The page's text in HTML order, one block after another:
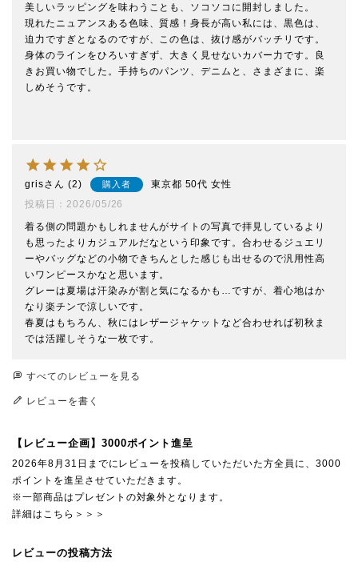
美しいラッピングを味わうことも、ソコソコに開封しました。
現れたニュアンスある色味、質感！身長が高い私には、黒色は、
迫力ですぎとなるのですが、この色は、抜け感がバッチリです。
身体のラインをひろいすぎず、大きく見せないカバー力です。良
きお買い物でした。手持ちのパンツ、デニムと、さまざまに、楽
しめそうです。
gris 2 購入者 東京都 50代 女性
投稿日
2026/05/26
着る側の問題かもしれませんがサイトの写真で拝見しているより
も思ったよりカジュアルだなという印象です。合わせるジュエリ
ーやバッグなどの小物できちんとした感じも出せるので汎用性高
いワンピースかなと思います。
グレーは夏場は汗染みが割と気になるかも…ですが、着心地はか
なり楽チンで涼しいです。
春夏はもちろん、秋にはレザージャケットなど合わせれば初秋ま
すべてのレビューを見る
レビューを書く
【レビュー企画】3000ポイント進呈
2026年8月31日までにレビューを投稿していただいた方全員に、3000
ポイントを進呈させていただきます。
※一部商品はプレゼントの対象外となります。
詳細はこちら＞＞＞
レビューの投稿方法